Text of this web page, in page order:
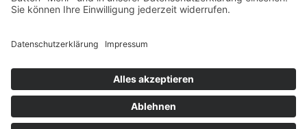
Folge uns auf SocialMedia